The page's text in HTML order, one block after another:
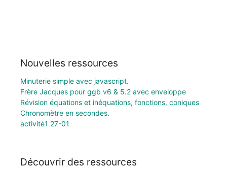
Nouvelles ressources
Minuterie simple avec javascript.
Frère Jacques pour ggb v6 & 5.2 avec enveloppe
Révision équations et inéquations, fonctions, coniques
Chronomètre en secondes.
activité1 27-01
Découvrir des ressources